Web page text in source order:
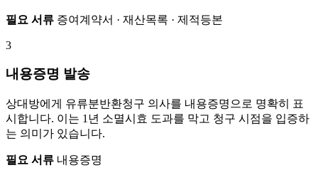
필요 서류 증여계약서 · 재산목록 · 제적등본
3
내용증명 발송
상대방에게 유류분반환청구 의사를 내용증명으로 명확히 표
시합니다. 이는 1년 소멸시효 도과를 막고 청구 시점을 입증하
는 의미가 있습니다.
필요 서류 내용증명